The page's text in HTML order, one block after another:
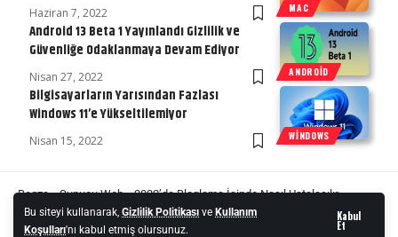
Bu siteyi kullanarak, Gizlilik Politikası ve Kullanım
Koşulları'nı kabul etmiş olursunuz.
Kabul
Et
MAC
Haziran 7, 2022
ANDROID
Android 13 Beta 1 Yayınlandı Gizlilik ve
Güvenliğe Odaklanmaya Devam Ediyor
Nisan 27, 2022
WINDOWS
Bilgisayarların Yarısından Fazlası
Windows 11’e Yükseltilemiyor
Nisan 15, 2022
Begza»Sunucu Web»2022’de Bloglama İşinde Nasıl Ustalaşılır